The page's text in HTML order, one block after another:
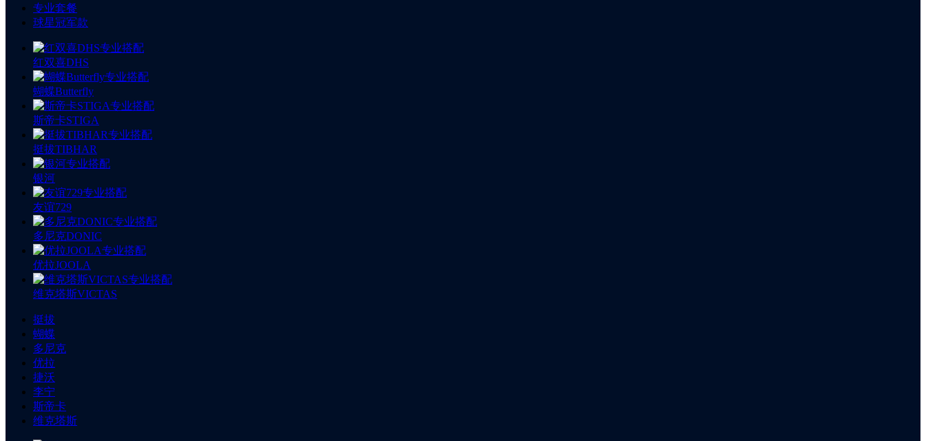
专业套餐
球星冠军款
红双喜DHS
蝴蝶Butterfly
斯帝卡STIGA
挺拔TIBHAR
银河
友谊729
多尼克DONIC
优拉JOOLA
维克塔斯VICTAS
挺拔
蝴蝶
多尼克
优拉
捷沃
李宁
斯帝卡
维克塔斯